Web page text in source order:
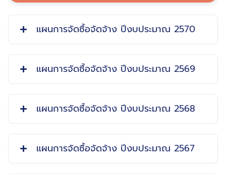
แผนการจัดซื้อจัดจ้าง ปีงบประมาณ 2570
แผนการจัดซื้อจัดจ้าง ปีงบประมาณ 2569
แผนการจัดซื้อจัดจ้าง ปีงบประมาณ 2568
แผนการจัดซื้อจัดจ้าง ปีงบประมาณ 2567